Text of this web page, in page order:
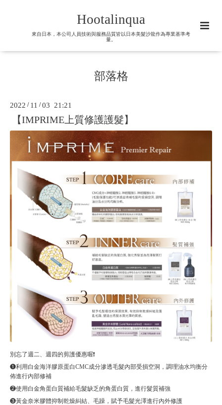
Hootalinqua
來自日本，本公司人員技術與服務品質皆以日本美髮沙龍作為專業基準考
量。
部落格
2022 / 11 /03 21:21
【IMPRIME上質修護護髮】
別忘了週二、週四的剪護優惠喔❗️
❶利用白金海洋膠原蛋白CMC成分滲透毛髮內部受損空洞，調理油水均衡分
佈進行內部修補
❷使用白金角蛋白質補給毛髮缺乏的角蛋白質，進行髮質補強
❸黃金奈米膠體抑制乾燥糾結、毛躁，賦予毛髮光澤進行內外修護